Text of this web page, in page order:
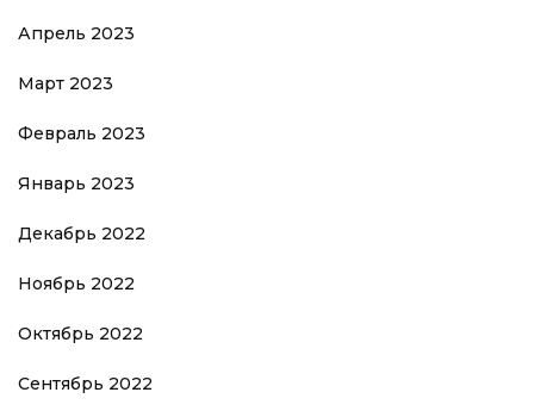
Апрель 2023
Март 2023
Февраль 2023
Январь 2023
Декабрь 2022
Ноябрь 2022
Октябрь 2022
Сентябрь 2022